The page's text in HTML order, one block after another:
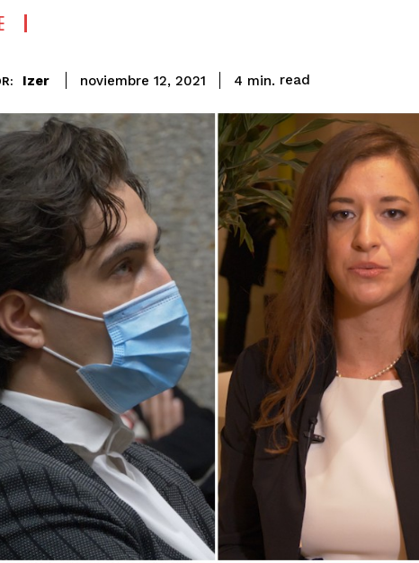
Izer noviembre 12, 2021 4 min. read